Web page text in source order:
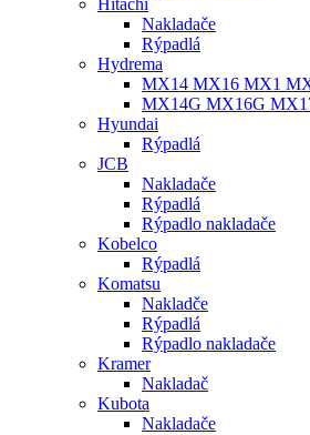
Hitachi
Nakladače
Rýpadlá
Hydrema
MX14 MX16 MX1
MX14G MX16G
Hyundai
Rýpadlá
JCB
Nakladače
Rýpadlá
Rýpadlo nakladače
Kobelco
Rýpadlá
Komatsu
Nakladče
Rýpadlá
Rýpadlo nakladače
Kramer
Nakladač
Kubota
Nakladače